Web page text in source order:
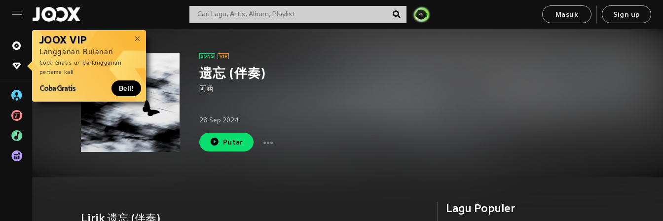
Masuk Sign up
JOOX VIP
Langganan Bulanan
Coba Gratis u/ berlangganan
pertama kali
Coba Gratis Beli!
遗忘 (伴奏)
阿涵
28 Sep 2024
Putar
Lagu Populer